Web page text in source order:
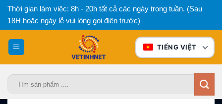
Bỏ
qua
nội
dung
Thời gian làm việc: 8h - 20h tất cả các ngày trong tuần. (Sau
18H hoặc ngày lễ vui lòng gọi điện trước)
TIẾNG VIỆT